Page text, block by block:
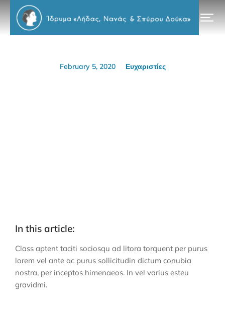
February 5, 2020 Ευχαριστίες
In this article:
Class aptent taciti sociosqu ad litora torquent per purus
lorem vel ante ac purus sollicitudin dictum conubia
nostra, per inceptos himenaeos. In vel varius esteu
gravidmi.